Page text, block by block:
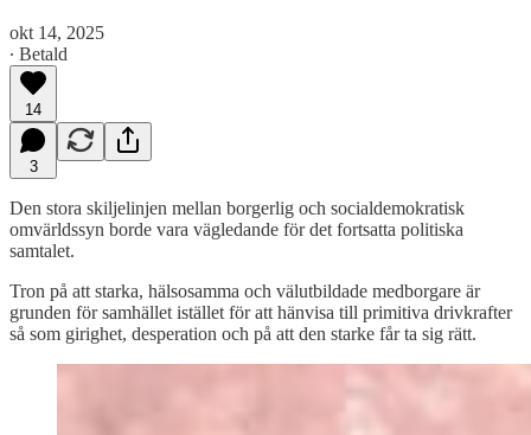
okt 14, 2025
∙ Betald
14
3
Den stora skiljelinjen mellan borgerlig och socialdemokratisk
omvärldssyn borde vara vägledande för det fortsatta politiska
samtalet.
Tron på att starka, hälsosamma och välutbildade medborgare är
grunden för samhället istället för att hänvisa till primitiva drivkrafter
så som girighet, desperation och på att den starke får ta sig rätt.